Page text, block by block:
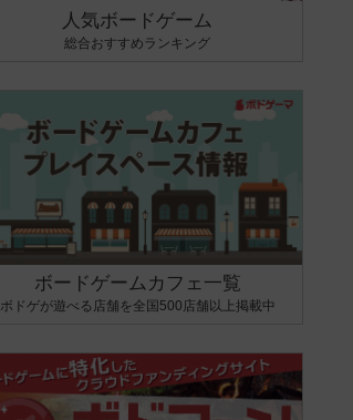
人気ボードゲーム
総合おすすめランキング
ボードゲームカフェ一覧
ボドゲが遊べる店舗を全国500店舗以上掲載中